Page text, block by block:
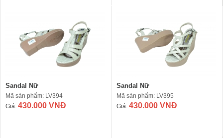
Sandal Nữ
Mã sản phẩm: LV394
Giá: 430.000 VNĐ
Sandal Nữ
Mã sản phẩm: LV395
Giá: 430.000 VNĐ